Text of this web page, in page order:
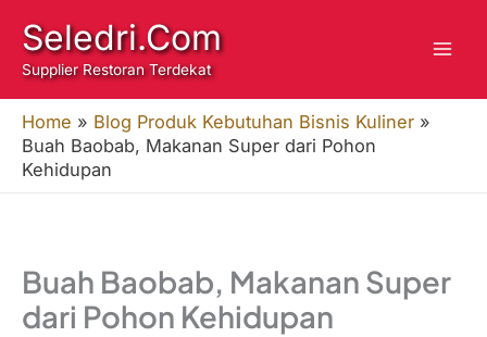
content
Seledri.Com
Supplier Restoran Terdekat
Home » Blog Produk Kebutuhan Bisnis Kuliner »
Buah Baobab, Makanan Super dari Pohon
Kehidupan
Buah Baobab, Makanan Super
dari Pohon Kehidupan